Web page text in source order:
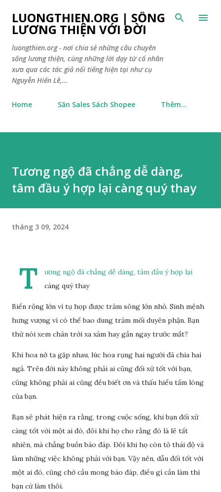
Chuyển đến nội dung chính
LUONGTHIEN.ORG | SỐNG
LƯƠNG THIỆN VỚI ĐỜI
luongthien.org - nơi chia sẻ những câu chuyên
sống lương thiện, cùng những lời dạy từ cổ nhân
xưa qua các tác giả nổi tiếng hiện tại như cụ
Nguyễn Hiến Lê,...
Home Săn Sales Sách Shopee Thêm…
Tương ngộ đã chẳng dễ dàng,
tâm đầu ý hợp lại càng quý thay
tháng 3 09, 2024
T
ương ngộ đã chẳng dễ dàng, tâm đầu ý hợp lại
càng quý thay
Biển rộng lớn vì tụ họp được trăm sông lớn nhỏ. Sinh mệnh
hưng vượng vì có thể bao dung trăm mối duyên phận. Bạn
thử nói xem chân trời xa xăm hay gần ngay trước mắt?
Khi hoa nở ta gặp nhau, lúc hoa rụng hai người đã chia hai
ngả. Trên đời này không phải ai cũng đối xử tốt với bạn,
cũng không phải ai cũng đều biết ơn và thấu hiểu tấm lòng
của bạn.
Bạn sẽ phát hiện ra rằng, trong cuộc sống, khi bạn đối xử
càng tốt với một ai đó, đôi khi họ cho rằng đó là lẽ tất
nhiên, mà chẳng buồn báo đáp. Đôi khi họ còn tỏ thái độ và
làm những việc không phải với bạn. Vậy nên, dẫu đối tốt với
một ai đó, cũng chớ cầu mong báo đáp, điều gì cần làm thì
bạn cứ làm thôi.